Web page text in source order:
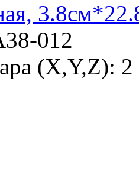
012
(X,Y,Z):